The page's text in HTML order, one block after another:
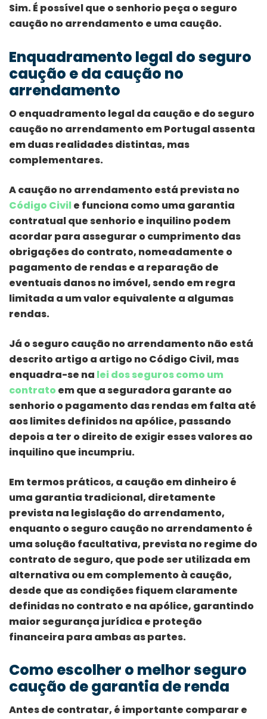
Sim. É possível que o senhorio peça o seguro
caução no arrendamento e uma caução.
Enquadramento legal do seguro
caução e da caução no
arrendamento
O enquadramento legal da caução e do seguro
caução no arrendamento em Portugal assenta
em duas realidades distintas, mas
complementares.
A caução no arrendamento está prevista no
Código Civile funciona como uma garantia
contratual que senhorio e inquilino podem
acordar para assegurar o cumprimento das
obrigações do contrato, nomeadamente o
pagamento de rendas e a reparação de
eventuais danos no imóvel, sendo em regra
limitada a um valor equivalente a algumas
rendas.
Já o seguro caução no arrendamento não está
descrito artigo a artigo no Código Civil, mas
enquadra-se na lei dos seguros como um
contrato em que a seguradora garante ao
senhorio o pagamento das rendas em falta até
aos limites definidos na apólice, passando
depois a ter o direito de exigir esses valores ao
inquilino que incumpriu.
Em termos práticos, a caução em dinheiro é
uma garantia tradicional, diretamente
prevista na legislação do arrendamento,
enquanto o seguro caução no arrendamento é
uma solução facultativa, prevista no regime do
contrato de seguro, que pode ser utilizada em
alternativa ou em complemento à caução,
desde que as condições fiquem claramente
definidas no contrato e na apólice, garantindo
maior segurança jurídica e proteção
financeira para ambas as partes.
Como escolher o melhor seguro
caução de garantia de renda
Antes de contratar, é importante comparar e